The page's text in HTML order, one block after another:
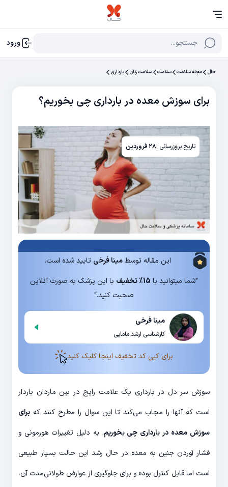
جستجو... ورود
حال مجله سلامت سلامت سلامت زنان بارداری
برای سوزش معده در بارداری چی بخوریم؟
تاریخ بروزرسانی :۲۸ فروردین
این مقاله توسطمینا فرخی تایید شده است.
”شما میتوانید با 15% تخفیف
با این پزشک به صورت آنلاین
صحبت کنید.“
مینا فرخی
کارشناسی ارشد مامایی
برای کپی کد تخفیف اینجا کلیک کنید
سوزش سر دل در بارداری یک علامت رایج در بین ماردان باردار
است که آنها را مجاب می‌کند تا این سوال را مطرح کنند که برای
سوزش معده در بارداری چی بخوریم. به دلیل تغییرات هورمونی و
فشار آوردن جنین به معده در حال رشد این حالت بسیار طبیعی
است اما قابل کنترل بوده و برای جلوگیری از عوارض طولانی‌مدت آن،